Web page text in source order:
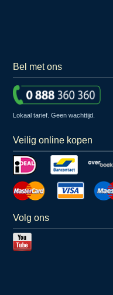
Bel met ons
Lokaal tarief. Geen wachttijd.
Veilig online kopen
Volg ons